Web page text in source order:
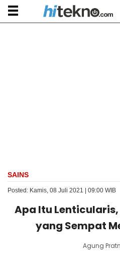
SAINS
Posted: Kamis, 08 Juli 2021 | 09:00 WIB
Apa Itu Lenticularis,
yang Sempat
Agung